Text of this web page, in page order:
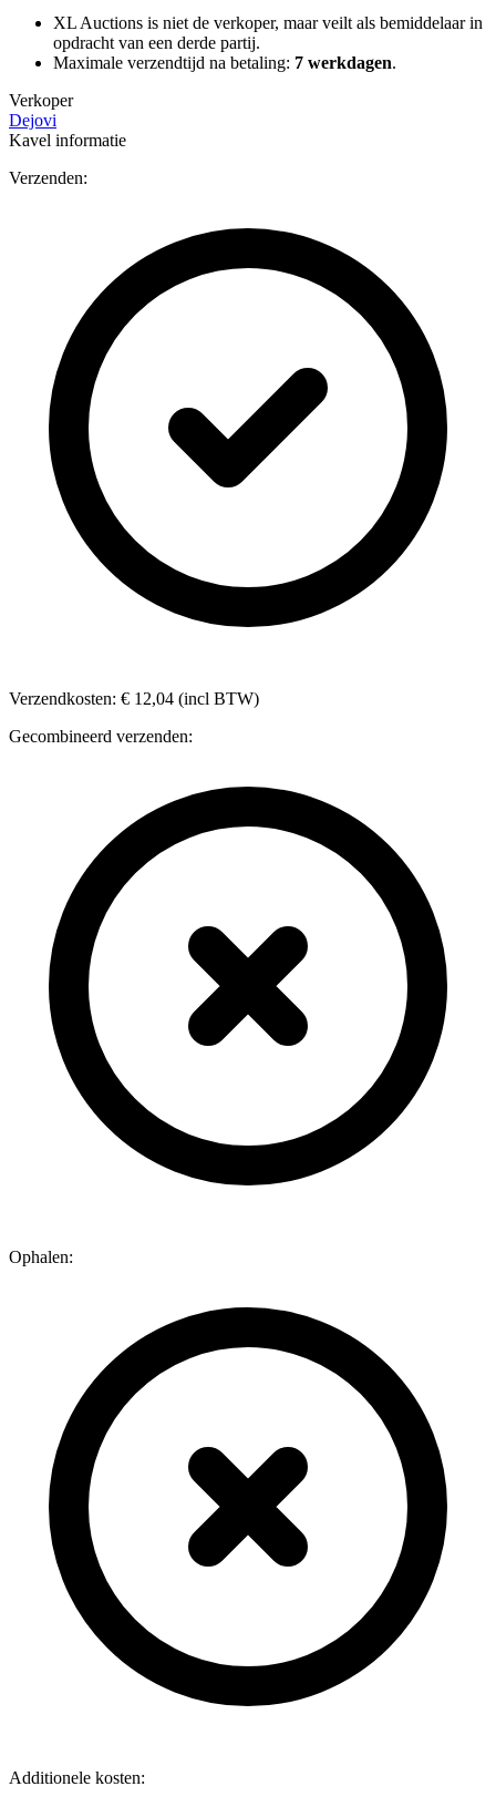
XL Auctions is niet de verkoper, maar veilt als bemiddelaar in
opdracht van een derde partij.
Maximale verzendtijd na betaling: 7 werkdagen.
Verkoper
Dejovi
Kavel informatie
Verzenden:
Verzendkosten: € 12,04 (incl BTW)
Gecombineerd verzenden:
Ophalen:
Additionele kosten: